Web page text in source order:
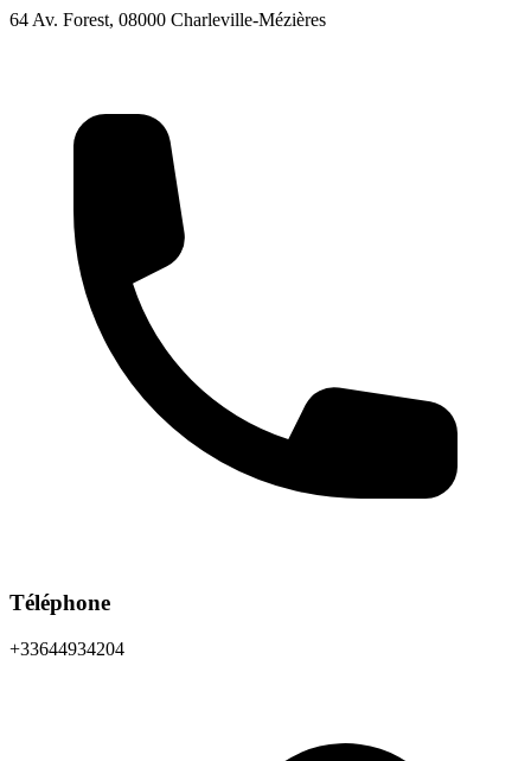
64 Av. Forest, 08000 Charleville-Mézières
Téléphone
+33644934204